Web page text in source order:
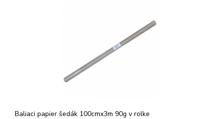
Baliaci papier šedák 100cmx3m 90g v rolke